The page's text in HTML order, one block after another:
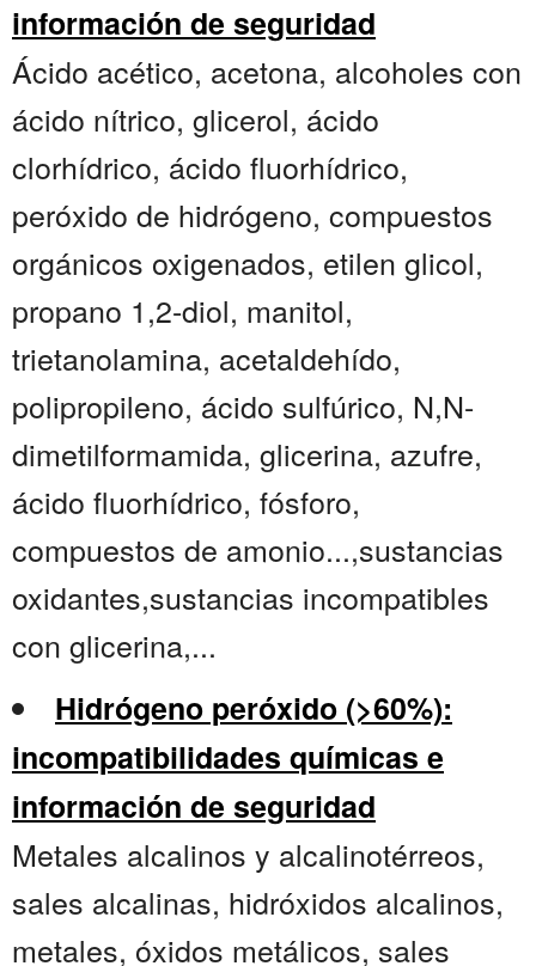
información de seguridad
Ácido acético, acetona, alcoholes con
ácido nítrico, glicerol, ácido
clorhídrico, ácido fluorhídrico,
peróxido de hidrógeno, compuestos
orgánicos oxigenados, etilen glicol,
propano 1,2-diol, manitol,
trietanolamina, acetaldehído,
polipropileno, ácido sulfúrico, N,N-
dimetilformamida, glicerina, azufre,
ácido fluorhídrico, fósforo,
compuestos de amonio...,sustancias
oxidantes,sustancias incompatibles
con glicerina,...
Hidrógeno peróxido (>60%):
incompatibilidades químicas e
información de seguridad
Metales alcalinos y alcalinotérreos,
sales alcalinas, hidróxidos alcalinos,
metales, óxidos metálicos, sales